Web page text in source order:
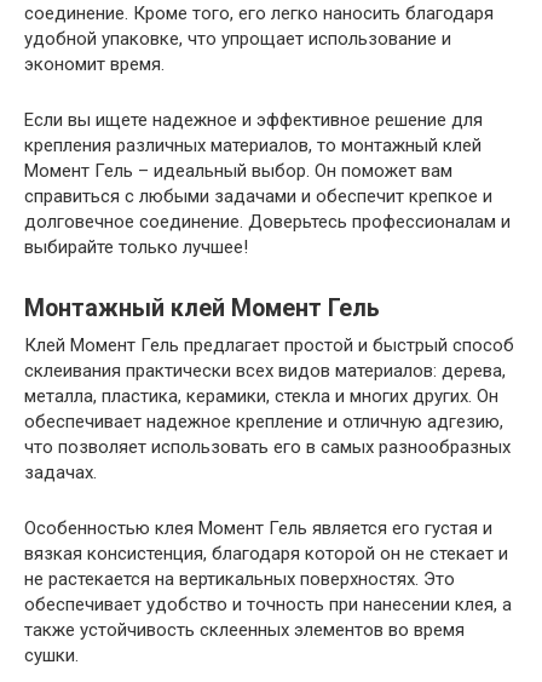
соединение. Кроме того, его легко наносить благодаря
удобной упаковке, что упрощает использование и
экономит время.
Если вы ищете надежное и эффективное решение для
крепления различных материалов, то монтажный клей
Момент Гель – идеальный выбор. Он поможет вам
справиться с любыми задачами и обеспечит крепкое и
долговечное соединение. Доверьтесь профессионалам и
выбирайте только лучшее!
Монтажный клей Момент Гель
Клей Момент Гель предлагает простой и быстрый способ
склеивания практически всех видов материалов: дерева,
металла, пластика, керамики, стекла и многих других. Он
обеспечивает надежное крепление и отличную адгезию,
что позволяет использовать его в самых разнообразных
задачах.
Особенностью клея Момент Гель является его густая и
вязкая консистенция, благодаря которой он не стекает и
не растекается на вертикальных поверхностях. Это
обеспечивает удобство и точность при нанесении клея, а
также устойчивость склеенных элементов во время
сушки.